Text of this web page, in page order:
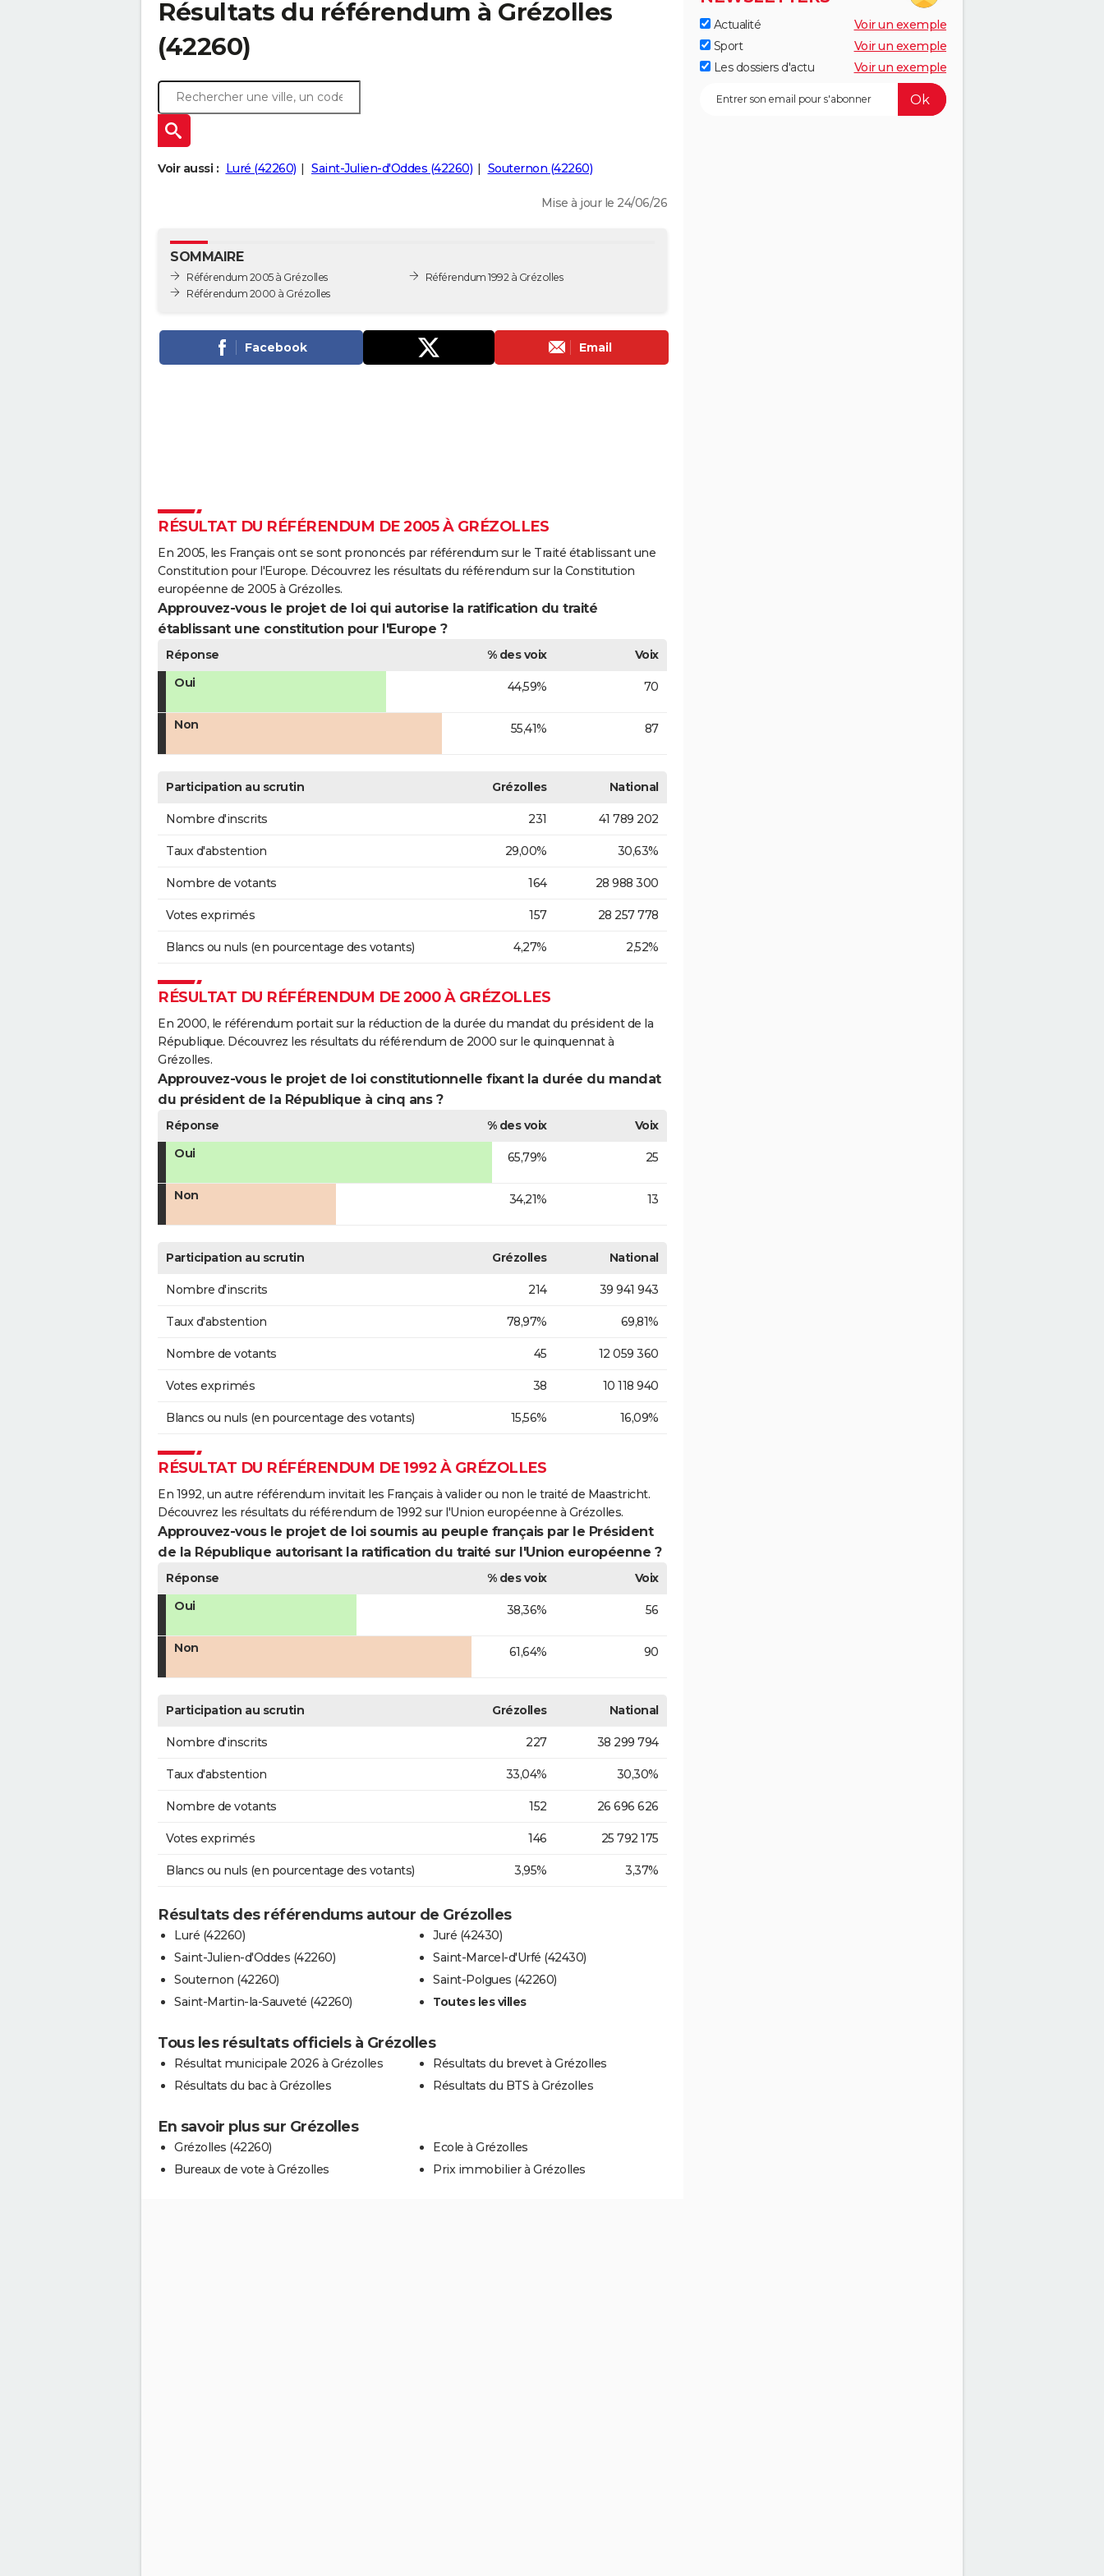
Résultats du référendum à Grézolles
(42260)
Voir aussi : Luré (42260) Saint-Julien-d'Oddes (42260) Souternon (42260)
Mise à jour le 24/06/26
SOMMAIRE
Référendum 2005 à Grézolles
Référendum 2000 à Grézolles
Référendum 1992 à Grézolles
Facebook Email
RÉSULTAT DU RÉFÉRENDUM DE 2005 À GRÉZOLLES
En 2005, les Français ont se sont prononcés par référendum sur le Traité établissant une
Constitution pour l'Europe. Découvrez les résultats du référendum sur la Constitution
européenne de 2005 à Grézolles.
Approuvez-vous le projet de loi qui autorise la ratification du traité
établissant une constitution pour l'Europe ?
Réponse % des voix
Voix
Oui
44,59% 70
Non 55,41% 87
Participation au scrutin Grézolles National
Nombre d'inscrits 231 41 789 202
Taux d'abstention 29,00% 30,63%
Nombre de votants 164 28 988 300
Votes exprimés 157 28 257 778
Blancs ou nuls (en pourcentage des votants) 4,27% 2,52%
RÉSULTAT DU RÉFÉRENDUM DE 2000 À GRÉZOLLES
En 2000, le référendum portait sur la réduction de la durée du mandat du président de la
République. Découvrez les résultats du référendum de 2000 sur le quinquennat à
Grézolles.
Approuvez-vous le projet de loi constitutionnelle fixant la durée du mandat
du président de la République à cinq ans ?
Réponse % des voix
Voix
Oui
65,79% 25
Non 34,21% 13
Participation au scrutin Grézolles National
Nombre d'inscrits 214 39 941 943
Taux d'abstention 78,97% 69,81%
Nombre de votants 45 12 059 360
Votes exprimés 38 10 118 940
Blancs ou nuls (en pourcentage des votants) 15,56% 16,09%
RÉSULTAT DU RÉFÉRENDUM DE 1992 À GRÉZOLLES
En 1992, un autre référendum invitait les Français à valider ou non le traité de Maastricht.
Découvrez les résultats du référendum de 1992 sur l'Union européenne à Grézolles.
Approuvez-vous le projet de loi soumis au peuple français par le Président
de la République autorisant la ratification du traité sur l'Union européenne ?
Réponse % des voix
Voix
Oui
38,36% 56
Non 61,64% 90
Participation au scrutin Grézolles National
Nombre d'inscrits 227 38 299 794
Taux d'abstention 33,04% 30,30%
Nombre de votants 152 26 696 626
Votes exprimés 146 25 792 175
Blancs ou nuls (en pourcentage des votants) 3,95% 3,37%
Résultats des référendums autour de Grézolles
Luré (42260)
Saint-Julien-d'Oddes (42260)
Souternon (42260)
Saint-Martin-la-Sauveté (42260)
Juré (42430)
Saint-Marcel-d'Urfé (42430)
Saint-Polgues (42260)
Toutes les villes
Tous les résultats officiels à Grézolles
Résultat municipale 2026 à Grézolles
Résultats du bac à Grézolles
Résultats du brevet à Grézolles
Résultats du BTS à Grézolles
En savoir plus sur Grézolles
Grézolles (42260)
Bureaux de vote à Grézolles
Ecole à Grézolles
Prix immobilier à Grézolles
Actualité
Voir un exemple
Sport
Voir un exemple
Les dossiers d'actu
Voir un exemple